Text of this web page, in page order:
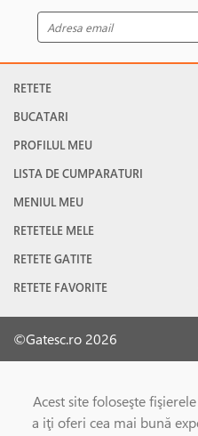
Acest site foloseşte
a iţi oferi cea mai bună
RETETE
BUCATARI
PROFILUL MEU
LISTA DE CUMPARATURI
MENIUL MEU
RETETELE MELE
RETETE GATITE
RETETE FAVORITE
©Gatesc.ro 2026